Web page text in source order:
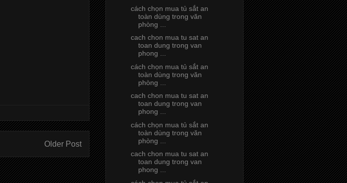
Older Post
cách chọn mua tủ sắt an
toàn dùng trong văn
phòng ...
cach chon mua tu sat an
toan dung trong van
phong ...
cách chọn mua tủ sắt an
toàn dùng trong văn
phòng ...
cach chon mua tu sat an
toan dung trong van
phong ...
cách chọn mua tủ sắt an
toàn dùng trong văn
phòng ...
cach chon mua tu sat an
toan dung trong van
phong ...